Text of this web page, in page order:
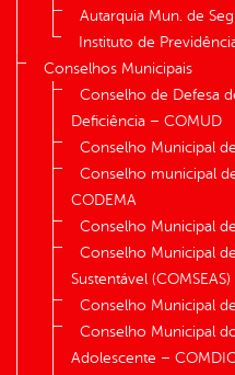
Autarquia Mun. de
Instituto de
Conselhos Municipais
Conselho de Defesa
Deficiência – COMUD
Conselho Municipal
Conselho municipal
CODEMA
Conselho Municipal
Conselho Municipal
Sustentável (COMSEAS)
Conselho Municipal
Conselho Municipal
Adolescente –